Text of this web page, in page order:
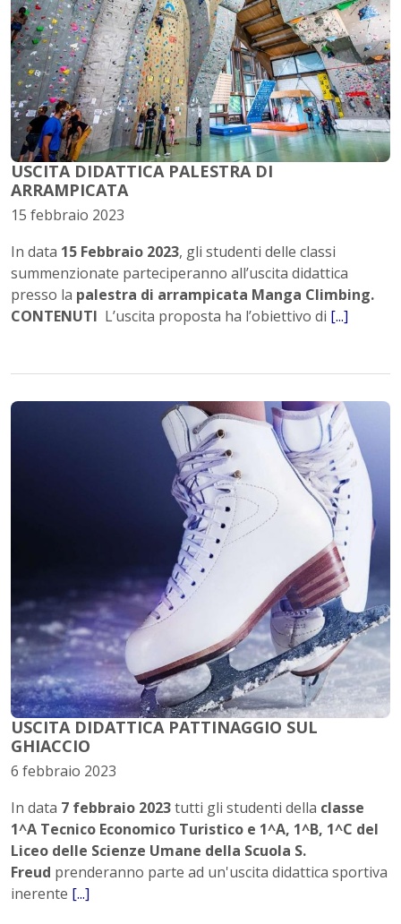
USCITA DIDATTICA PALESTRA DI
ARRAMPICATA
15 febbraio 2023
In data 15 Febbraio 2023, gli studenti delle classi
summenzionate parteciperanno all’uscita didattica
presso la palestra di arrampicata Manga Climbing.
CONTENUTI L’uscita proposta ha l’obiettivo di [...]
USCITA DIDATTICA PATTINAGGIO SUL
GHIACCIO
6 febbraio 2023
In data 7 febbraio 2023tutti gli studenti della classe
1^A Tecnico Economico Turistico e 1^A, 1^B, 1^C del
Liceo delle Scienze Umane della Scuola S.
Freud prenderanno parte ad un'uscita didattica sportiva
inerente [...]